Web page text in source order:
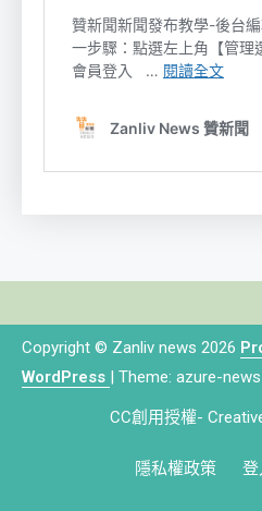
Copyright © Zanliv news 2026
WordPress
Theme: azure-
CC創用授權-
隱私權政策